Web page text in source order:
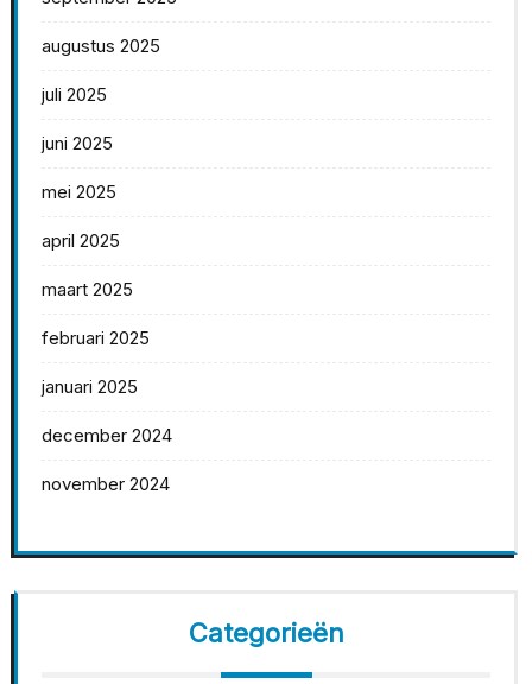
augustus 2025
juli 2025
juni 2025
mei 2025
april 2025
maart 2025
februari 2025
januari 2025
december 2024
november 2024
Categorieën